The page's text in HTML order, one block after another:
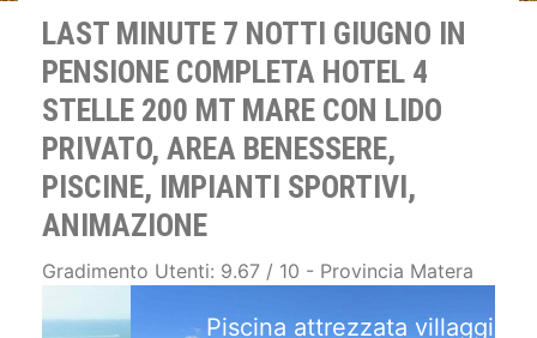
LAST MINUTE 7 NOTTI GIUGNO IN
PENSIONE COMPLETA HOTEL 4
STELLE 200 MT MARE CON LIDO
PRIVATO, AREA BENESSERE,
PISCINE, IMPIANTI SPORTIVI,
ANIMAZIONE
Gradimento Utenti: 9.67 / 10 - Provincia Matera
Piscina attrezzata villaggio